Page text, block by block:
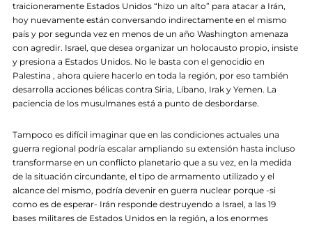
traicioneramente Estados Unidos “hizo un alto” para atacar a Irán,
hoy nuevamente están conversando indirectamente en el mismo
país y por segunda vez en menos de un año Washington amenaza
con agredir. Israel, que desea organizar un holocausto propio, insiste
y presiona a Estados Unidos. No le basta con el genocidio en
Palestina , ahora quiere hacerlo en toda la región, por eso también
desarrolla acciones bélicas contra Siria, Líbano, Irak y Yemen. La
paciencia de los musulmanes está a punto de desbordarse.
Tampoco es difícil imaginar que en las condiciones actuales una
guerra regional podría escalar ampliando su extensión hasta incluso
transformarse en un conflicto planetario que a su vez, en la medida
de la situación circundante, el tipo de armamento utilizado y el
alcance del mismo, podría devenir en guerra nuclear porque -si
como es de esperar- Irán responde destruyendo a Israel, a las 19
bases militares de Estados Unidos en la región, a los enormes